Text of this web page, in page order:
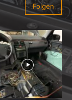
Folgen